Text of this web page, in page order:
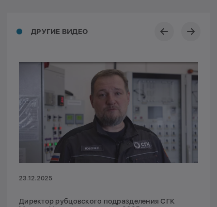
ДРУГИЕ ВИДЕО
23.12.2025
Директор рубцовского подразделения СГК